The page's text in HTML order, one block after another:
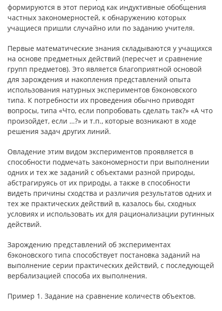
формируются в этот период как индуктивные обобщения
частных закономерностей, к обнаружению которых
учащиеся пришли случайно или по заданию учителя.
Первые математические знания складываются у учащихся
на основе предметных действий (пересчет и сравнение
групп предметов). Это является благоприятной основой
для зарождения и накопления представлений опыта
использования натурных экспериментов бэконовского
типа. К потребности их проведения обычно приводят
вопросы, типа «Что, если попробовать сделать так?» «А что
произойдет, если …?» и т.п., которые возникают в ходе
решения задач других линий.
Овладение этим видом экспериментов проявляется в
способности подмечать закономерности при выполнении
одних и тех же заданий с объектами разной природы,
абстрагируясь от их природы, а также в способности
видеть причины сходства и различия результатов одних и
тех же практических действий в, казалось бы, сходных
условиях и использовать их для рационализации рутинных
действий.
Зарождению представлений об экспериментах
бэконовского типа способствует постановка заданий на
выполнение серии практических действий, с последующей
вербализацией способа их выполнения.
Пример 1. Задание на сравнение количеств объектов.